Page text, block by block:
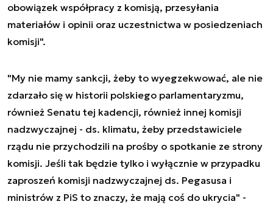
obowiązek współpracy z komisją, przesyłania
materiałów i opinii oraz uczestnictwa w posiedzeniach
komisji".
"My nie mamy sankcji, żeby to wyegzekwować, ale nie
zdarzało się w historii polskiego parlamentaryzmu,
również Senatu tej kadencji, również innej komisji
nadzwyczajnej - ds. klimatu, żeby przedstawiciele
rządu nie przychodzili na prośby o spotkanie ze strony
komisji. Jeśli tak będzie tylko i wyłącznie w przypadku
zaproszeń komisji nadzwyczajnej ds. Pegasusa i
ministrów z PiS to znaczy, że mają coś do ukrycia" -